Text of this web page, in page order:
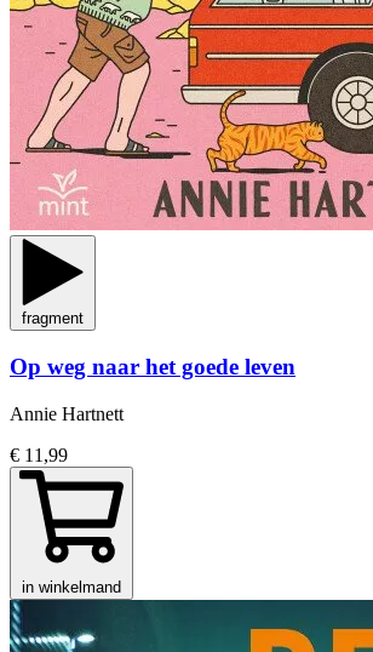
fragment
Op weg naar het goede leven
Annie Hartnett
€ 11,99
in winkelmand